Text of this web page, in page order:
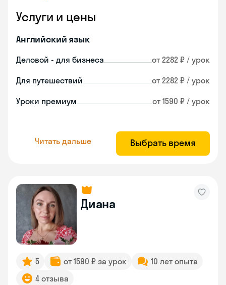
Услуги и цены
Английский язык
Деловой - для бизнеса от 2282 ₽ / урок
Для путешествий от 2282 ₽ / урок
Уроки премиум от 1590 ₽ / урок
Читать дальше Выбрать время
Диана
5 от 1590 ₽ за урок
10 лет опыта
4 отзыва